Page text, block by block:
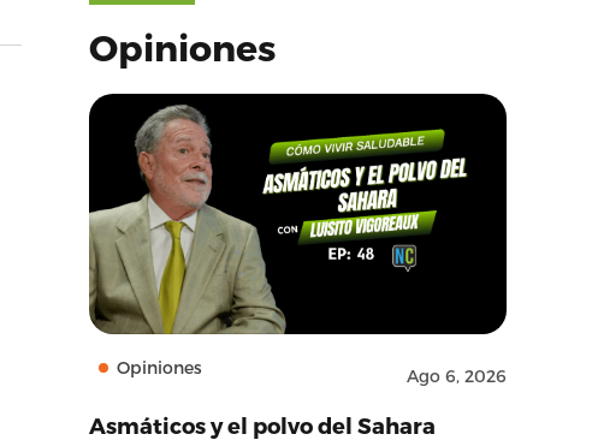
Opiniones
Opiniones Ago 6, 2026
Asmáticos y el polvo del Sahara